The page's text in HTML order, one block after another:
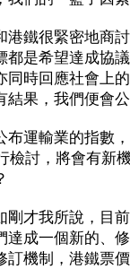
鐵很緊密地商討
都是希望達成協
同時回應社會上
結果，我們便會
布運輸業的指數
檢討，將會有新
剛才我所說，目
達成一個新的、
訂機制，港鐵票